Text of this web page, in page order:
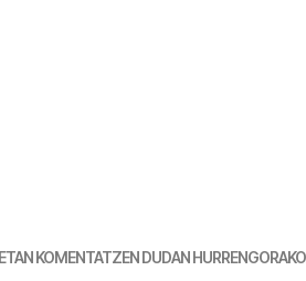
KOMENTATZEN DUDAN